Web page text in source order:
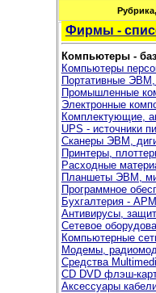
Фирмы -
Компьютеры -
Компьютеры
Портативные ЭВМ,
Промышленные
Электронные
Комплектующие,
UPS - источники
Сканеры ЭВМ,
Принтеры,
Расходные
Планшеты ЭВМ,
Программное
Бухгалтерия -
Антивирусы,
Сетевое
Компьютерные
Модемы,
Средства
CD DVD флэш-
Аксессуары